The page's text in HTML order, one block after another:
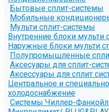
Бытовые сплит-системы
Мобильные
Мульти сплит-системы
Внутренние блоки мульти
Наружные блоки мульти
Полупромышленные
Аксесуары для сплит-
Аксессуары для сплит
Центральное и
холодоснабжение
Системы Чиллер-